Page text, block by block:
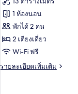
น,
ปลอด
บุหรี่
(Casual,
Inside,
No
View)
ทั้งหมด
ของ
ห้อง
ทวิน,
ปลอด
1 ห้องนอน
พักได้ 2 คน
2 เตียงเดี่ยว
Wi-Fi ฟรี
รายละเอียดเพิ่มเติม
ราย